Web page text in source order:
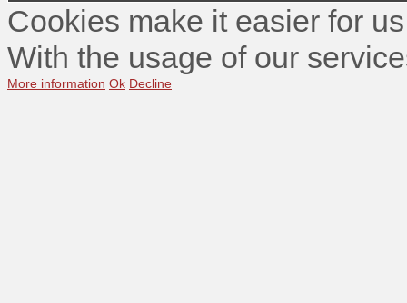
Cookies make it easier for
With the usage of our
More information Ok Decline